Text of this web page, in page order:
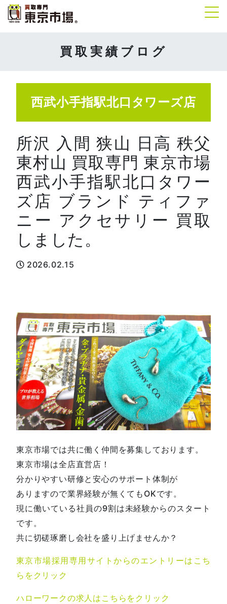
買取実績ブログ
西武小手指駅北口タワーズ店
所沢 入間 狭山 日高 秩父
東村山 買取専門 東京市場
西武小手指駅北口タワー
ズ店 ブランド ティファ
ニー アクセサリー 買取
しました。
2026.02.15
東京市場では共に働く仲間を募集しております。
東京市場は全店直営店！
分かりやすい研修と安心のサポート体制が
ありますので業界経験が無くてもOKです。
現に働いている社員の9割は未経験からのスタート
です。
共に切磋琢磨し会社を盛り上げませんか？
東京市場採用専用サイトからのエントリーはこち
らをクリック
ハローワークの求人はこちらをクリック